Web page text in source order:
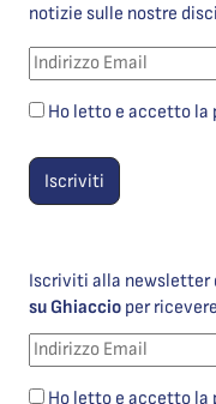
notizie sulle nostre
Ho letto e accetto la
Iscriviti alla newsletter
su Ghiaccio per
Ho letto e accetto la